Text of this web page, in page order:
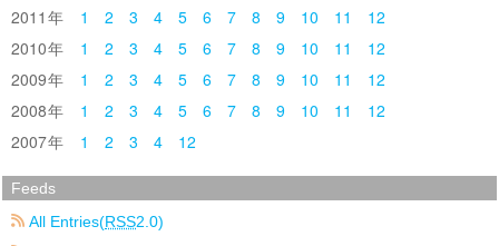
2011
1 2 3 4 5 6 7 8 9 10 11
12
2010
1 2 3 4 5 6 7 8 9 10 11
12
2009
1 2 3 4 5 6 7 8 9 10 11
12
2008
1 2 3 4 5 6 7 8 9 10 11
12
2007
1 2 3 4 12
Feeds
All Entries(RSS2.0)